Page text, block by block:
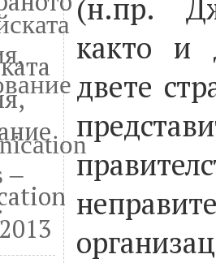
(н.пр.
както и
двете